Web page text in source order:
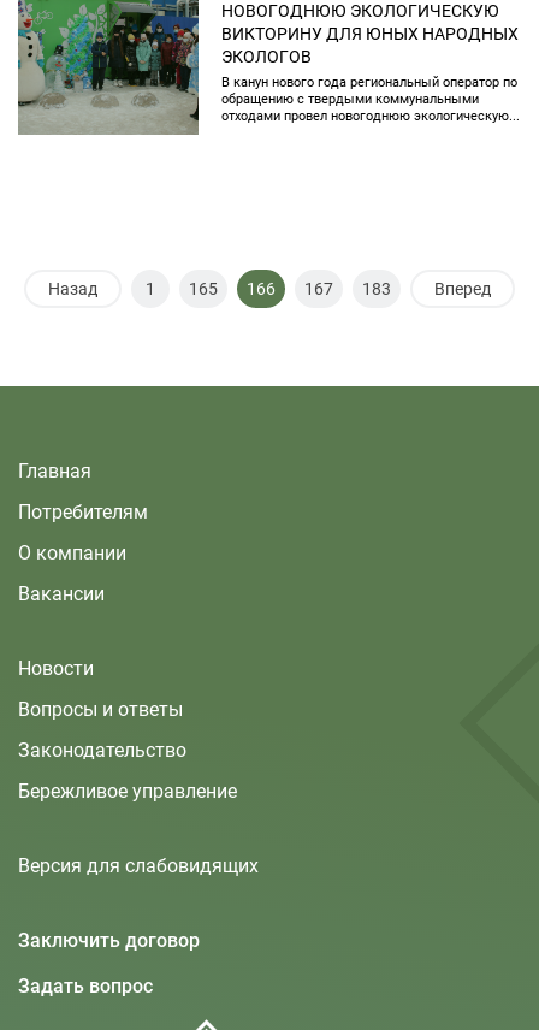
НОВОГОДНЮЮ ЭКОЛОГИЧЕСКУЮ
ВИКТОРИНУ ДЛЯ ЮНЫХ НАРОДНЫХ
ЭКОЛОГОВ
В канун нового года региональный оператор по
обращению с твердыми коммунальными
отходами провел новогоднюю экологическую...
Назад 1 165 166 167 183 Вперед
Главная
Потребителям
О компании
Вакансии
Новости
Вопросы и ответы
Законодательство
Бережливое управление
Версия для слабовидящих
Заключить договор
Задать вопрос